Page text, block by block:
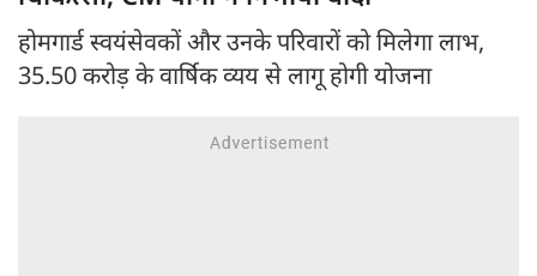
होमगार्ड स्वयंसेवकों और उनके परिवारों को मिलेगा लाभ,
35.50 करोड़ के वार्षिक व्यय से लागू होगी योजना